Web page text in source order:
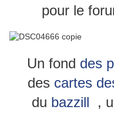
pour le
Un fond des
des cartes
du bazzill
,